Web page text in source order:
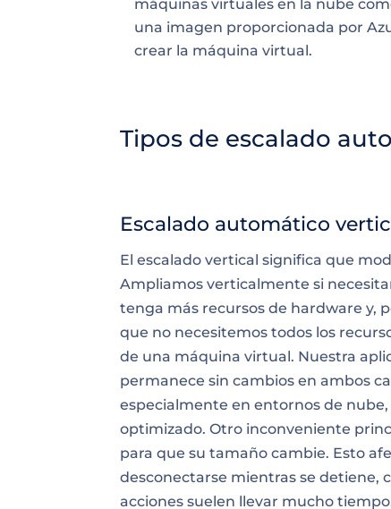
máquinas virtuales en la nube
una imagen proporcionada por
crear la máquina virtual.
Tipos de escalado
Escalado automático
El escalado vertical significa que
Ampliamos verticalmente si
tenga más recursos de hardware y,
que no necesitemos todos los
de una máquina virtual. Nuestra
permanece sin cambios en ambos
especialmente en entornos de
optimizado. Otro inconveniente
para que su tamaño cambie. Esto
desconectarse mientras se detiene,
acciones suelen llevar mucho